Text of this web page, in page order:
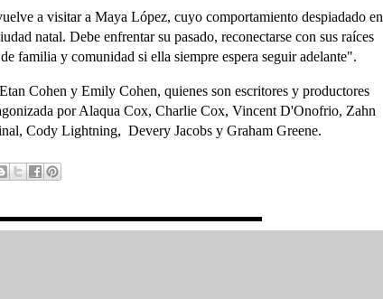
a visitar a Maya López, cuyo comportamiento despiadado en
natal. Debe enfrentar su pasado, reconectarse con sus raíces
familia y comunidad si ella siempre espera seguir adelante".
Cohen y Emily Cohen, quienes son escritores y productores
por Alaqua Cox, Charlie Cox, Vincent D'Onofrio, Zahn
Cody Lightning, Devery Jacobs y Graham Greene.